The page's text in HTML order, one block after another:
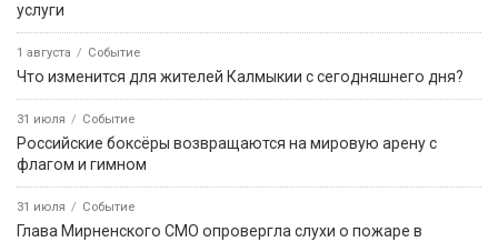
услуги
1 августа Событие
Что изменится для жителей Калмыкии с сегодняшнего дня?
31 июля Событие
Российские боксёры возвращаются на мировую арену с
флагом и гимном
31 июля Событие
Глава Мирненского СМО опровергла слухи о пожаре в